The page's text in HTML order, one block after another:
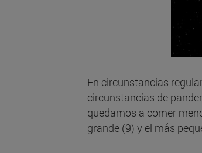
En circunstancias
circunstancias de
quedamos a comer
grande (9) y el más